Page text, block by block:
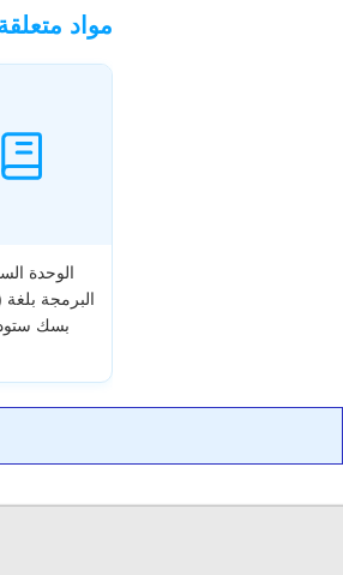
مواد
الوحدة
البرمجة
بسك